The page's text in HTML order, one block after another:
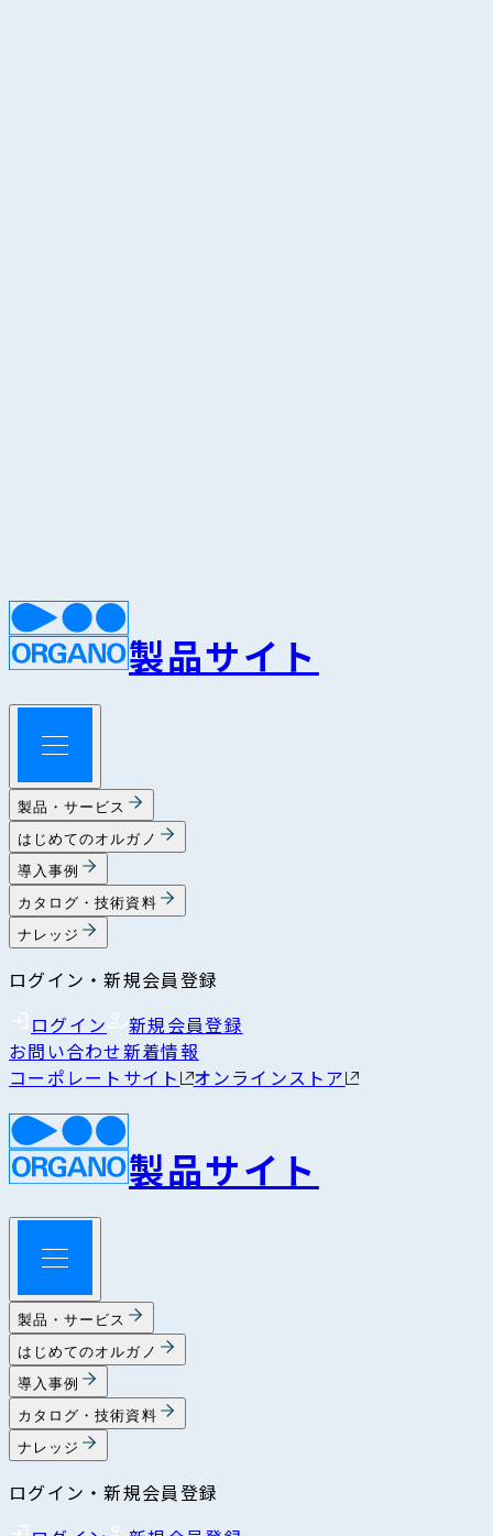
製品サイト
製品・サービス
はじめてのオルガノ
導入事例
カタログ・技術資料
ナレッジ
ログイン・新規会員登録
ログイン
新規会員登録
お問い合わせ新着情報
コーポレートサイト
オンラインストア
製品サイト
製品・サービス
はじめてのオルガノ
導入事例
カタログ・技術資料
ナレッジ
ログイン・新規会員登録